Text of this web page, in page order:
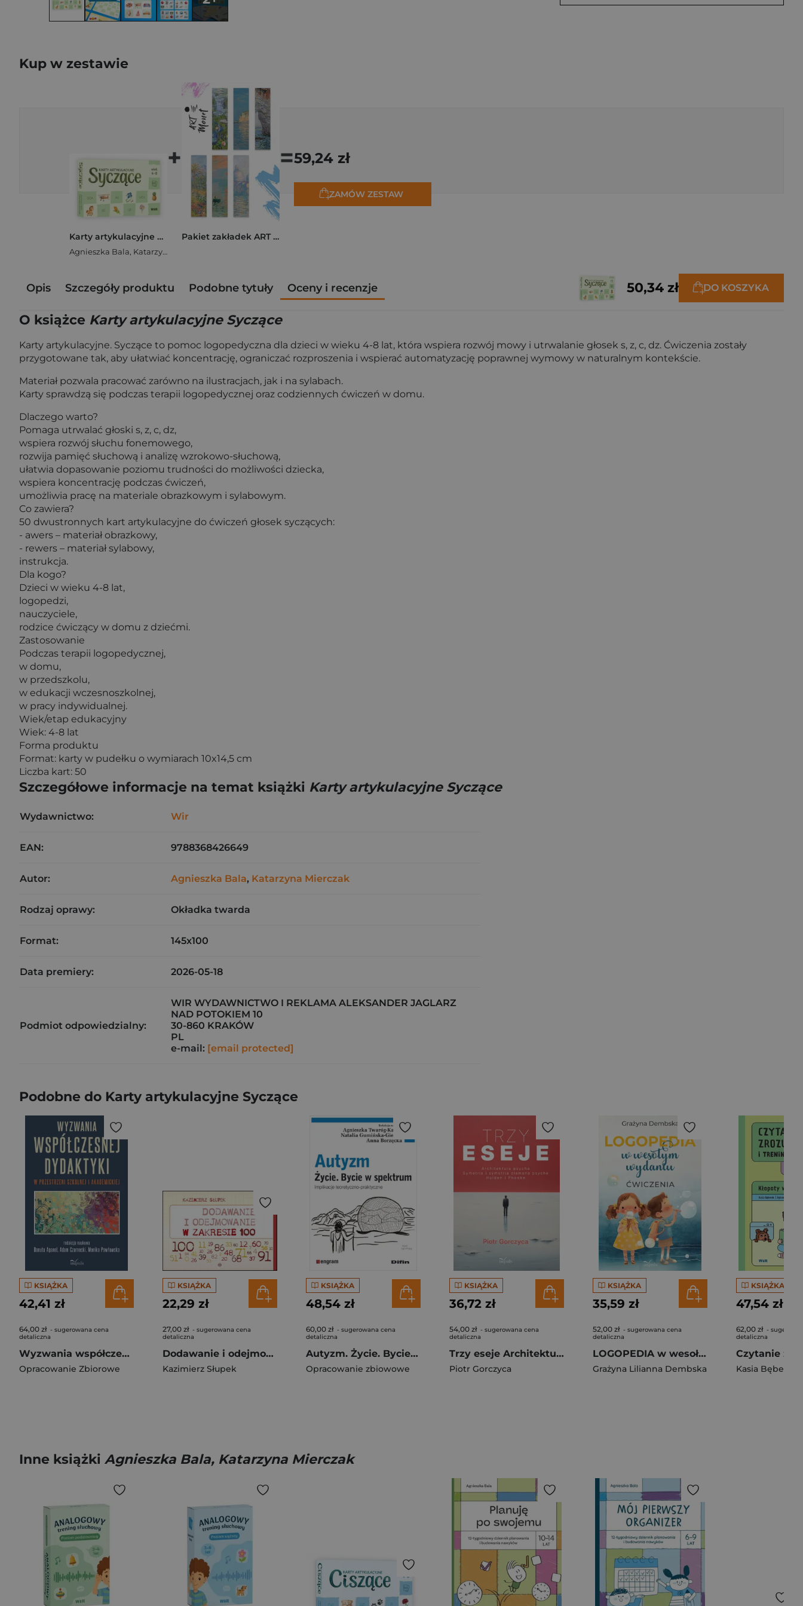
Kup w zestawie
Karty artykulacyjne Syczące
Agnieszka Bala, Katarzyna Mierczak
+
Pakiet zakładek ART Monet
=59,24 zł
ZAMÓW ZESTAW
Opis Szczegóły produktu Podobne tytuły Oceny i recenzje 50,34 zł DO KOSZYKA
O książce Karty artykulacyjne Syczące
Karty artykulacyjne. Syczące to pomoc logopedyczna dla dzieci w wieku 4-8 lat, która wspiera rozwój mowy i utrwalanie głosek s, z, c, dz. Ćwiczenia zostały
przygotowane tak, aby ułatwiać koncentrację, ograniczać rozproszenia i wspierać automatyzację poprawnej wymowy w naturalnym kontekście.
Materiał pozwala pracować zarówno na ilustracjach, jak i na sylabach.
Karty sprawdzą się podczas terapii logopedycznej oraz codziennych ćwiczeń w domu.
Dlaczego warto?
Pomaga utrwalać głoski s, z, c, dz,
wspiera rozwój słuchu fonemowego,
rozwija pamięć słuchową i analizę wzrokowo-słuchową,
ułatwia dopasowanie poziomu trudności do możliwości dziecka,
wspiera koncentrację podczas ćwiczeń,
umożliwia pracę na materiale obrazkowym i sylabowym.
Co zawiera?
50 dwustronnych kart artykulacyjne do ćwiczeń głosek syczących:
- awers – materiał obrazkowy,
- rewers – materiał sylabowy,
instrukcja.
Dla kogo?
Dzieci w wieku 4-8 lat,
logopedzi,
nauczyciele,
rodzice ćwiczący w domu z dziećmi.
Zastosowanie
Podczas terapii logopedycznej,
w domu,
w przedszkolu,
w edukacji wczesnoszkolnej,
w pracy indywidualnej.
Wiek/etap edukacyjny
Wiek: 4-8 lat
Forma produktu
Format: karty w pudełku o wymiarach 10x14,5 cm
Liczba kart: 50
Szczegółowe informacje na temat książki Karty artykulacyjne Syczące
Wydawnictwo: Wir
EAN: 9788368426649
Autor: Agnieszka Bala, Katarzyna Mierczak
Rodzaj oprawy: Okładka twarda
Format: 145x100
Data premiery: 2026-05-18
Podmiot odpowiedzialny:
WIR WYDAWNICTWO I REKLAMA ALEKSANDER JAGLARZ
NAD POTOKIEM 10
30-860 KRAKÓW
PL
e-mail: [email protected]
Podobne do Karty artykulacyjne Syczące
KSIĄŻKA
42,41 zł
64,00 zł - sugerowana cena
detaliczna
Wyzwania współczesnej dydaktyki w przestrzeni szkolnej i akademickiej
Opracowanie Zbiorowe
KSIĄŻKA
22,29 zł
27,00 zł - sugerowana cena
detaliczna
Dodawanie i odejmowanie w zakresie 100 nowe wydanie
Kazimierz Słupek
KSIĄŻKA
48,54 zł
60,00 zł - sugerowana cena
detaliczna
Autyzm. Życie. Bycie w spektrum. Implikacje teoretyczno-praktyczne
Opracowanie zbiowowe
KSIĄŻKA
36,72 zł
54,00 zł - sugerowana cena
detaliczna
Trzy eseje Architektura psyche Symetria i symetria złamana psyche Holden i Phoebe
Piotr Gorczyca
KSIĄŻKA
35,59 zł
52,00 zł - sugerowana cena
detaliczna
LOGOPEDIA w wesołym wydaniu ćwiczenia
Grażyna Lilianna Dembska
KSIĄŻKA
47,54 zł
62,00 zł -
detaliczna
Kasia Bębenek
Inne książki Agnieszka Bala, Katarzyna Mierczak